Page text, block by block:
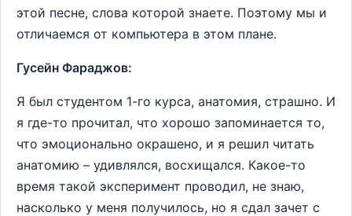
этой песне, слова которой знаете. Поэтому мы и
отличаемся от компьютера в этом плане.
Гусейн Фараджов:
Я был студентом 1-го курса, анатомия, страшно. И
я где-то прочитал, что хорошо запоминается то,
что эмоционально окрашено, и я решил читать
анатомию – удивлялся, восхищался. Какое-то
время такой эксперимент проводил, не знаю,
насколько у меня получилось, но я сдал зачет с